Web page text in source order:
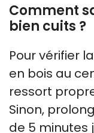
Comment
bien cuits ?
Pour vérifier
en bois au
ressort
Sinon,
de 5 minutes